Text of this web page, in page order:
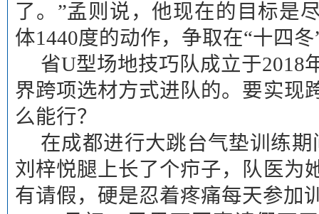
了。”孟则说，他现在的目标是
体1440度的动作，争取在“十四
省U型场地技巧队成立于2018
界跨项选材方式进队的。要实现
么能行？
在成都进行大跳台气垫训练
刘梓悦腿上长了个疖子，队医为
有请假，硬是忍着疼痛每天参加